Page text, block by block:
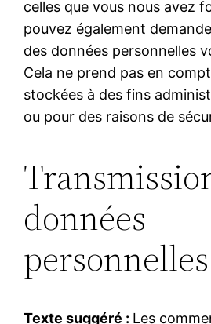
celles que vous nous avez
pouvez également
des données personnelles
Cela ne prend pas en
stockées à des fins
ou pour des raisons de
données
personnelles
Texte suggéré : Les